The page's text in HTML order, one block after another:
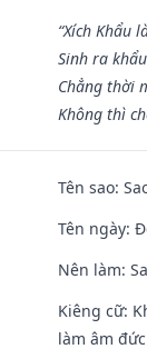
“Xích Khẩu
Sinh ra
Chẳng thời
Không thì
Tên sao:
Tên ngày:
Nên làm:
Kiêng cữ:
làm âm